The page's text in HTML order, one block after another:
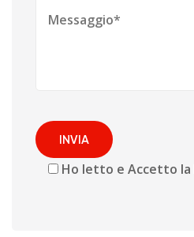
Ho letto e Accetto la